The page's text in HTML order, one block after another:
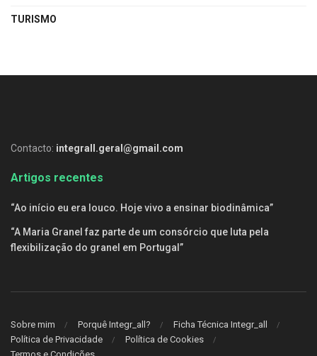
TURISMO
Contacto: integrall.geral@gmail.com
Artigos recentes
“Ao início eu era louco. Hoje vivo a ensinar biodinâmica”
“A Maria Granel faz parte de um consórcio que luta pela
flexibilização do granel em Portugal”
Sobre mim Porquê Integr_all?
Ficha Técnica Integr_all
Política de Privacidade
Política de Cookies
Termos e Condições